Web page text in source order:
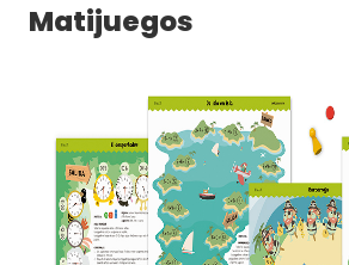
Matijuegos